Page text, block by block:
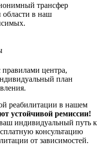
трансфер
области в наш
центра,
план
реабилитации в нашем
устойчивой ремиссии!
индивидуальный путь к
консультацию
от зависимостей.